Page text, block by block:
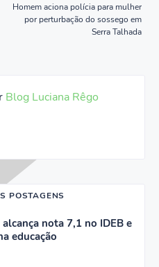
Homem aciona polícia para mulher
por perturbação do sossego em
Serra Talhada
Blog Luciana Rêgo
POSTAGENS
nota 7,1 no IDEB e
educação